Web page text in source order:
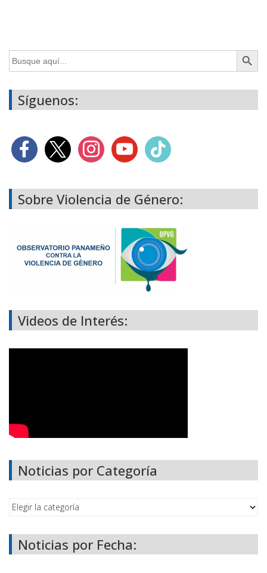
Buscar: Botón de
Síguenos:
Sobre Violencia de Género:
Videos de Interés:
Noticias por Categoría
Noticias por Fecha: